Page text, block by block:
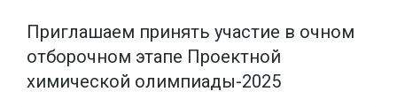
Приглашаем принять участие в очном
отборочном этапе Проектной
химической олимпиады-2025